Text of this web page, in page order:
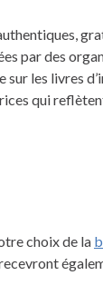
par des
les livres
qui
choix de la